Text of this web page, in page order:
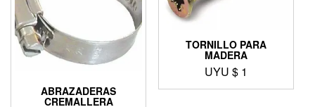
ABRAZADERAS
CREMALLERA
TORNILLO PARA
MADERA
UYU $ 1